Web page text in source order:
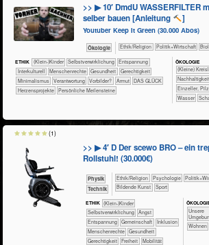
>> ▶ 10′ DmdU WASSERFILTER
selber bauen [Anleitung
]
Youtuber Keep It Green (30.000 Abos)
​​​​​​​Ökologie ​​​​​​​​​​Ethik/​Religion ​​​​​​​​​Politik+​Wirtschaft
ETHIK (Klein-)Kinder ​​​​​​​​​​​​​​​​​​​​​​​​​​​​​​​​​​​​​​​​Selbst­verwirklichung
​​​​​​​​​​​​​Entspannung
​​​​​​​​Interkulturell
​​​​​​​Menschenrechte ​​​​​​Gesundheit
​​​​Gerechtigkeit
​​Minimalismus
​​Verantwortung ​​Vorbilder? Armut
DAS GLÜCK
Herzensprojekte
Persönliche Meilensteine
ÖKO​LOGIE
​​​​​​​​​​​​​​(Kleine)
​​​​​​​​​​​​​​​Nachhaltigkeit
​​​​​​​Einzeller,
​​​​​​Wasser
>> ▶ 4′ D Der scewo BRO – ein
Rollstuhl! (30.000€)
​​​​​​Physik
​Technik
​​​​​​​​​​Ethik/​Religion ​​​​​​​​​​Psychologie
Bildende Kunst
Sport
ETHIK (Klein-)Kinder
​​​​​​​​​​​​​​​​​​​​​​​​​​​​​​​​​​​​​​​​Selbst­verwirklichung
​​​​​​​​​​​​​Angst
​​​​​​​​​​​​​Entspannung
​​​​​​​​​​Gemeinschaft
​​​​​​​​Inklusion
​​​​​​​Menschenrechte
​​​​​​Gesundheit
​​​​Gerechtigkeit
​​​Freiheit
​​​Mobilität
​​​​​​​​​​​​​Unsere
​​​​Wohnen
(1)